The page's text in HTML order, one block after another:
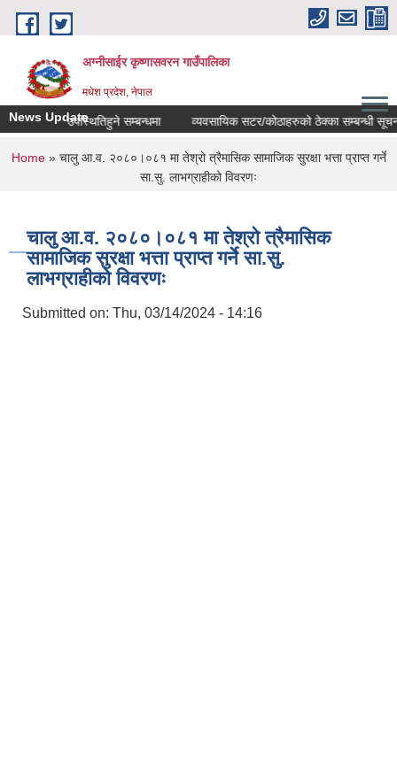
Skip to main content
अग्नीसाईर कृष्णासवरन गाउँपालिका
मधेश प्रदेश, नेपाल
News Update
गर्न उपस्थितिहुने सम्बन्धमा व्यवसायिक सटर/कोठाहरुको ठेक्का सम्बन्धी सूचना ।
You are here
Home» चालु आ.व. २०८०।०८१ मा तेश्रो त्रैमासिक सामाजिक सुरक्षा भत्ता प्राप्त गर्ने
सा.सु. लाभग्राहीको विवरणः
चालु आ.व. २०८०।०८१ मा तेश्रो त्रैमासिक
सामाजिक सुरक्षा भत्ता प्राप्त गर्ने सा.सु.
लाभग्राहीको विवरणः
Submitted on: Thu, 03/14/2024 - 14:16